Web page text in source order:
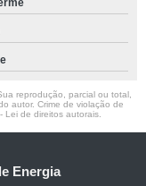
reprodução, parcial ou total,
autor. Crime de violação de
Lei de direitos autorais
Energia